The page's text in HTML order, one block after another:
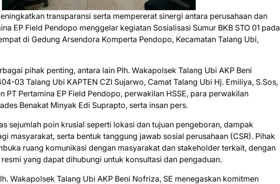
transparansi serta mempererat sinergi antara perusahaan dan
EP Field Pendopo menggelar kegiatan Sosialisasi Sumur BKB STO 01 pada
di Gedung Arsendora Komperta Pendopo, Kecamatan Talang Ubi,
pihak penting, antara lain Plh. Wakapolsek Talang Ubi AKP Beni
03 Talang Ubi KAPTEN CZI Sujarwo, Camat Talang Ubi Hj. Emiliya, S.Sos,
PT Pertamina EP Field Pendopo, perwakilan HSSE, para perwakilan
Benakat Minyak Edi Suprapto, serta insan pers.
sejumlah poin krusial seperti lokasi dan tujuan pengeboran, dampak
masyarakat, serta bentuk tanggung jawab sosial perusahaan (CSR). Pihak
ruang komunikasi dengan masyarakat dan stakeholder terkait, dengan
yang dapat dihubungi untuk konsultasi dan pengaduan.
Wakapolsek Talang Ubi AKP Beni Nofriza, SE menegaskan komitmen